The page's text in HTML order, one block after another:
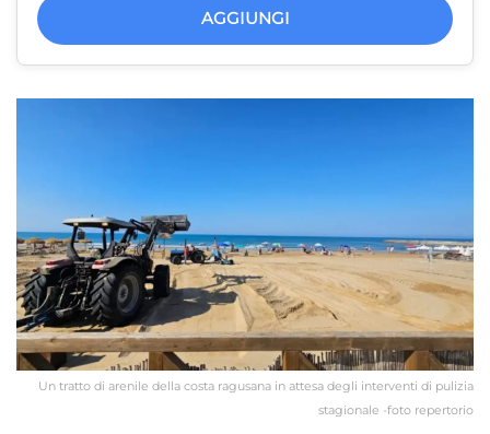
AGGIUNGI
Un tratto di arenile della costa ragusana in attesa degli interventi di pulizia
stagionale -foto repertorio